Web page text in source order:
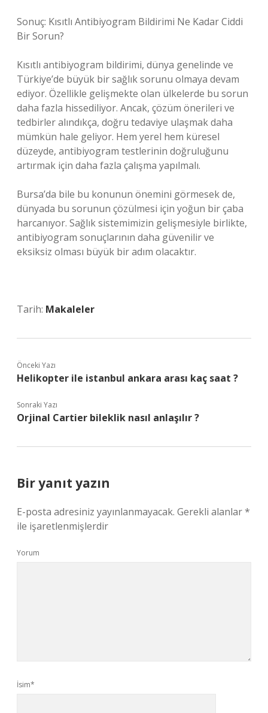
Sonuç: Kısıtlı Antibiyogram Bildirimi Ne Kadar Ciddi
Bir Sorun?
Kısıtlı antibiyogram bildirimi, dünya genelinde ve
Türkiye’de büyük bir sağlık sorunu olmaya devam
ediyor. Özellikle gelişmekte olan ülkelerde bu sorun
daha fazla hissediliyor. Ancak, çözüm önerileri ve
tedbirler alındıkça, doğru tedaviye ulaşmak daha
mümkün hale geliyor. Hem yerel hem küresel
düzeyde, antibiyogram testlerinin doğruluğunu
artırmak için daha fazla çalışma yapılmalı.
Bursa’da bile bu konunun önemini görmesek de,
dünyada bu sorunun çözülmesi için yoğun bir çaba
harcanıyor. Sağlık sistemimizin gelişmesiyle birlikte,
antibiyogram sonuçlarının daha güvenilir ve
eksiksiz olması büyük bir adım olacaktır.
Tarih: Makaleler
Önceki Yazı
Helikopter ile istanbul ankara arası kaç saat ?
Sonraki Yazı
Orjinal Cartier bileklik nasıl anlaşılır ?
Bir yanıt yazın
E-posta adresiniz yayınlanmayacak. Gerekli alanlar*
ile işaretlenmişlerdir
Yorum
İsim*